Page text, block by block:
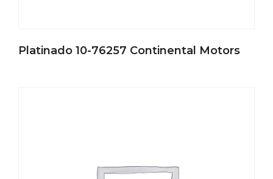
Platinado 10-76257 Continental Motors